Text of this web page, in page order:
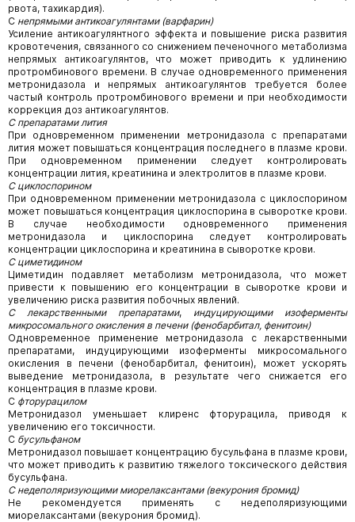
рвота, тахикардия).
С непрямыми антикоагулянтами (варфарин)
Усиление антикоагулянтного эффекта и повышение риска развития
кровотечения, связанного со снижением печеночного метаболизма
непрямых антикоагулянтов, что может приводить к удлинению
протромбинового времени. В случае одновременного применения
метронидазола и непрямых антикоагулянтов требуется более
частый контроль протромбинового времени и при необходимости
коррекция доз антикоагулянтов.
С препаратами лития
При одновременном применении метронидазола с препаратами
лития может повышаться концентрация последнего в плазме крови.
При одновременном применении следует контролировать
концентрации лития, креатинина и электролитов в плазме крови.
С циклоспорином
При одновременном применении метронидазола с циклоспорином
может повышаться концентрация циклоспорина в сыворотке крови.
В случае необходимости одновременного применения
метронидазола и циклоспорина следует контролировать
концентрации циклоспорина и креатинина в сыворотке крови.
С циметидином
Циметидин подавляет метаболизм метронидазола, что может
привести к повышению его концентрации в сыворотке крови и
увеличению риска развития побочных явлений.
С лекарственными препаратами, индуцирующими изоферменты
микросомального окисления в печени (фенобарбитал, фенитоин)
Одновременное применение метронидазола с лекарственными
препаратами, индуцирующими изоферменты микросомального
окисления в печени (фенобарбитал, фенитоин), может ускорять
выведение метронидазола, в результате чего снижается его
концентрация в плазме крови.
С фторурацилом
Метронидазол уменьшает клиренс фторурацила, приводя к
увеличению его токсичности.
С бусульфаном
Метронидазол повышает концентрацию бусульфана в плазме крови,
что может приводить к развитию тяжелого токсического действия
бусульфана.
С недеполяризующими миорелаксантами (векурония бромид)
Не рекомендуется применять с недеполяризующими
миорелаксантами (векурония бромид).